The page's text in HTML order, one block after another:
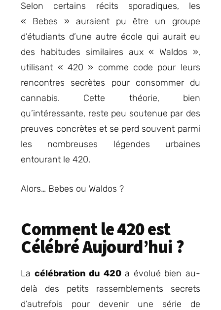
Selon certains récits sporadiques, les
« Bebes » auraient pu être un groupe
d’étudiants d’une autre école qui aurait eu
des habitudes similaires aux « Waldos »,
utilisant « 420 » comme code pour leurs
rencontres secrètes pour consommer du
cannabis. Cette théorie, bien
qu’intéressante, reste peu soutenue par des
preuves concrètes et se perd souvent parmi
les nombreuses légendes urbaines
entourant le 420.
Alors… Bebes ou Waldos ?
Comment le 420 est
Célébré Aujourd’hui ?
La célébration du 420a évolué bien au-
delà des petits rassemblements secrets
d’autrefois pour devenir une série de